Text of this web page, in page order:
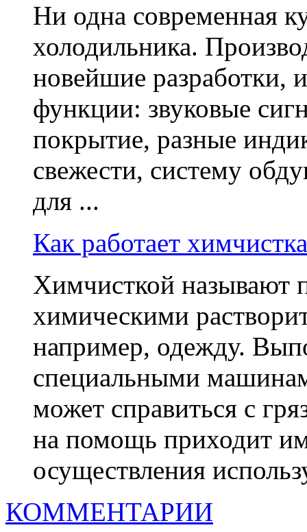
Ни одна современная
холодильника.
новейшие
функции: звуковые
покрытие, разные
свежести, систему
для ...
Как работает
Химчисткой называют
химическими
например, одежду.
специальными
может справиться с
на помощь приходит
осуществления
КОММЕНТАРИИ